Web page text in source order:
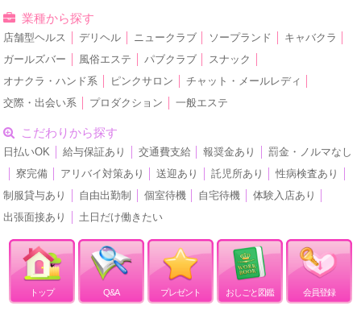
業種から探す
店舗型ヘルス デリヘル ニュークラブ ソープランド キャバクラ
ガールズバー
風俗エステ パブクラブ スナック
オナクラ・ハンド系
ピンクサロン チャット・メールレディ
交際・出会い系
プロダクション 一般エステ
こだわりから探す
日払いOK 給与保証あり 交通費支給 報奨金あり
罰金・ノルマなし
寮完備 アリバイ対策あり 送迎あり 託児所あり 性病検査あり
制服貸与あり
自由出勤制 個室待機 自宅待機 体験入店あり
出張面接あり
土日だけ働きたい
トップ Q&A プレゼント おしごと図鑑 会員登録